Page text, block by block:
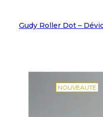
Gudy Roller Dot –
NOUVEAUTÉ